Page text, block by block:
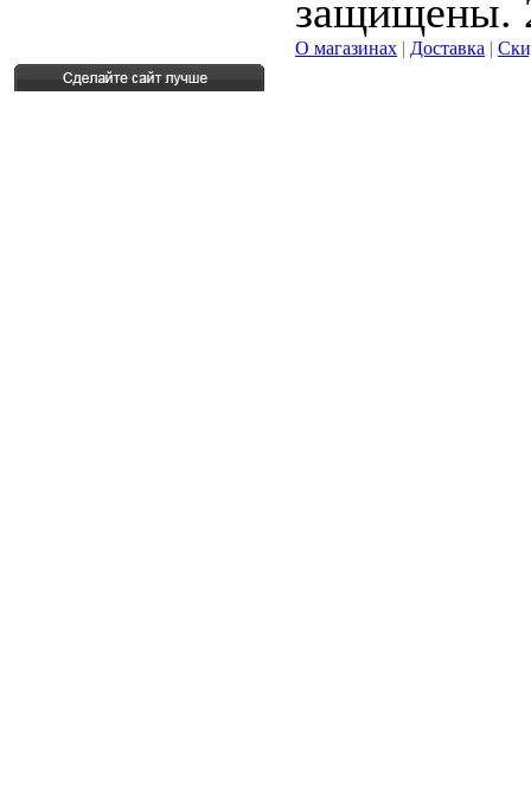
защищены.
О магазинах | Доставка |